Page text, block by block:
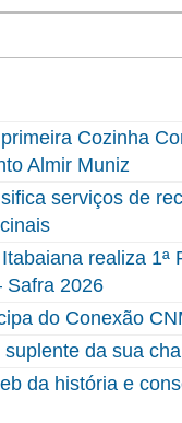
Cozinha
Almir Muniz
serviços de
realiza 1ª
Safra 2026
do Conexão
da sua
da história e